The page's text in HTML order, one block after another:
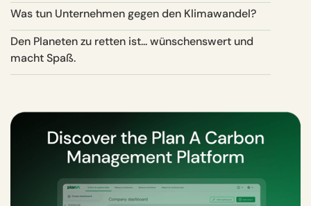
Was tun Unternehmen gegen den Klimawandel?
Den Planeten zu retten ist... wünschenswert und
macht Spaß.